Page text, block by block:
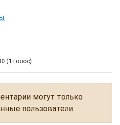
(1 голос)
могут только
пользователи